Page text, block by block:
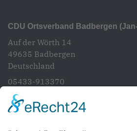
CDU Ortsverband Badbergen
Auf der Wörth 14
49635 Badbergen
Deutschland
05433-913370
info@cdubadbergen.de
CDU in Niedersachsen